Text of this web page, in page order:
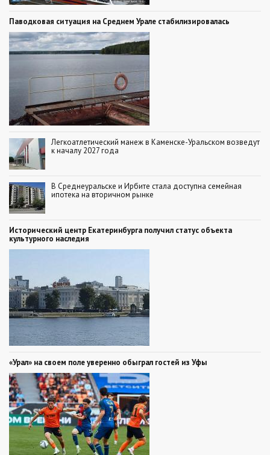
Паводковая ситуация на Среднем Урале стабилизировалась
Легкоатлетический манеж в Каменске-Уральском возведут
к началу 2027 года
В Среднеуральске и Ирбите стала доступна семейная
ипотека на вторичном рынке
Исторический центр Екатеринбурга получил статус объекта
культурного наследия
«Урал» на своем поле уверенно обыграл гостей из Уфы